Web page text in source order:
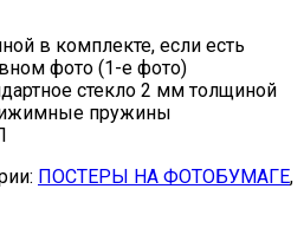
в комплекте, если есть
фото (1-е фото)
стекло 2 мм толщиной
пружины
ПОСТЕРЫ НА ФОТОБУМАГЕ,